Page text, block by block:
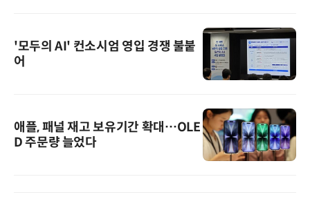
'모두의 AI' 컨소시엄 영입 경쟁 불붙
어
애플, 패널 재고 보유기간 확대…OLE
D 주문량 늘었다